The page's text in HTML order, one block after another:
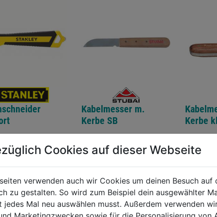
(0)
Kabelmesser m.
Kerbe SB
0.0
0.0
Sternen.
8,99€
Kerbe
0.0
Sternen.
8,99€
Cookies auf dieser Webseite
verwenden auch wir Cookies um deinen Besuch auf
zu gestalten. So wird zum Beispiel dein ausgewählter
Mal neu auswählen musst. Außerdem verwenden